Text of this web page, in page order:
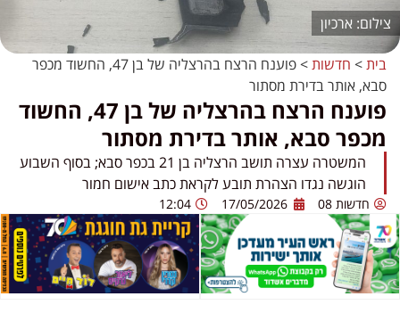
ארכיון
בית> חדשות>
פוענח הרצח בהרצליה של בן 47, החשוד מכפר
סבא, אותר בדירת מסתור
פוענח הרצח בהרצליה של בן 47, החשוד
מכפר סבא, אותר בדירת מסתור
המשטרה עצרה תושב הרצליה בן 21 בכפר סבא; בסוף השבוע
הוגשה נגדו הצהרת תובע לקראת כתב אישום חמור
חדשות 08 17/05/2026
12:04